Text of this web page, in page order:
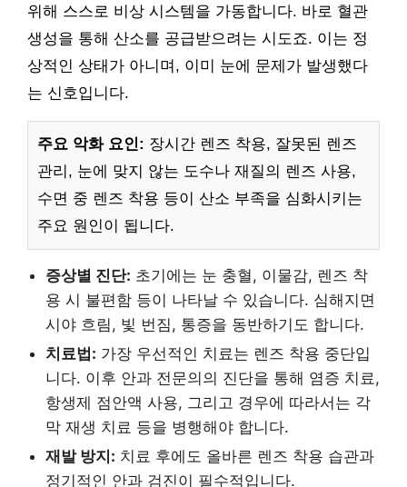
위해 스스로 비상 시스템을 가동합니다. 바로 혈관
생성을 통해 산소를 공급받으려는 시도죠. 이는 정
상적인 상태가 아니며, 이미 눈에 문제가 발생했다
는 신호입니다.
주요 악화 요인: 장시간 렌즈 착용, 잘못된 렌즈
관리, 눈에 맞지 않는 도수나 재질의 렌즈 사용,
수면 중 렌즈 착용 등이 산소 부족을 심화시키는
주요 원인이 됩니다.
증상별 진단: 초기에는 눈 충혈, 이물감, 렌즈 착
용 시 불편함 등이 나타날 수 있습니다. 심해지면
시야 흐림, 빛 번짐, 통증을 동반하기도 합니다.
치료법: 가장 우선적인 치료는 렌즈 착용 중단입
니다. 이후 안과 전문의의 진단을 통해 염증 치료,
항생제 점안액 사용, 그리고 경우에 따라서는 각
막 재생 치료 등을 병행해야 합니다.
재발 방지: 치료 후에도 올바른 렌즈 착용 습관과
정기적인 안과 검진이 필수적입니다.